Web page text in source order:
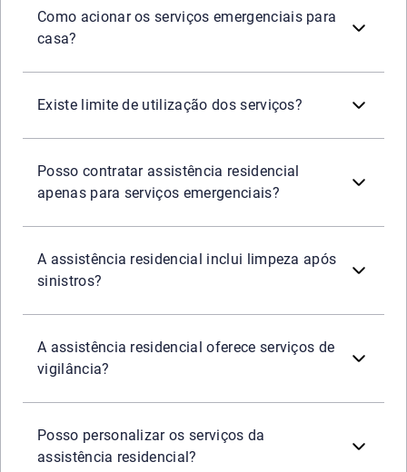
Como acionar os serviços emergenciais para
casa?
Existe limite de utilização dos serviços?
Posso contratar assistência residencial
apenas para serviços emergenciais?
A assistência residencial inclui limpeza após
sinistros?
A assistência residencial oferece serviços de
vigilância?
Posso personalizar os serviços da
assistência residencial?